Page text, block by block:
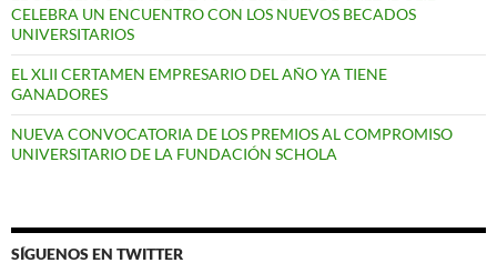
CELEBRA UN ENCUENTRO CON LOS NUEVOS BECADOS
UNIVERSITARIOS
EL XLII CERTAMEN EMPRESARIO DEL AÑO YA TIENE
GANADORES
NUEVA CONVOCATORIA DE LOS PREMIOS AL COMPROMISO
UNIVERSITARIO DE LA FUNDACIÓN SCHOLA
SÍGUENOS EN TWITTER